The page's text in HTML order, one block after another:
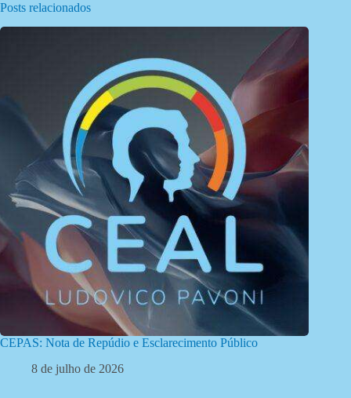
Posts relacionados
CEPAS: Nota de Repúdio e Esclarecimento Público
8 de julho de 2026